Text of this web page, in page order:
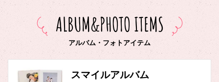
ALBUM&PHOTO ITEMS
アルバム・フォトアイテム
スマイルアルバム